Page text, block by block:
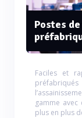
Postes
Faciles et
gamme
plus en plus